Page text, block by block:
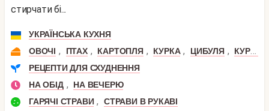
стирчати бі...
УКРАЇНСЬКА КУХНЯ
ОВОЧІ , ПТАХ , КАРТОПЛЯ , КУРКА , ЦИБУЛЯ ,
КУРЯЧІ СТЕГЕНЦЯ
РЕЦЕПТИ ДЛЯ СХУДНЕННЯ
НА ОБІД ,
НА ВЕЧЕРЮ
ГАРЯЧІ СТРАВИ , СТРАВИ В РУКАВІ